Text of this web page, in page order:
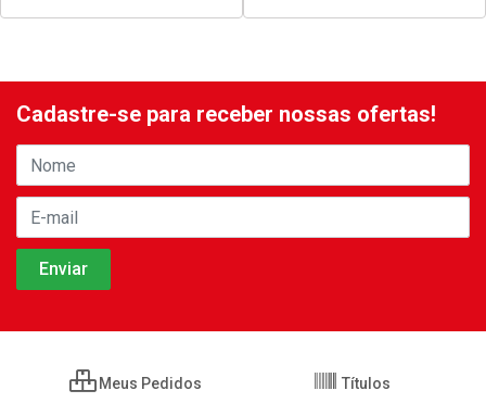
Cadastre-se para receber nossas ofertas!
Meus Pedidos Títulos